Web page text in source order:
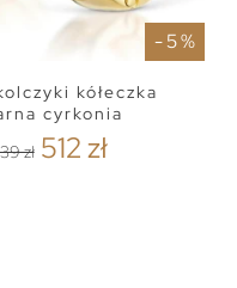
- 5 %
kółeczka
cyrkonia
zł 512 zł